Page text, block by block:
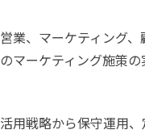
営業、マーケティング
のマーケティング施策
活用戦略から保守運用